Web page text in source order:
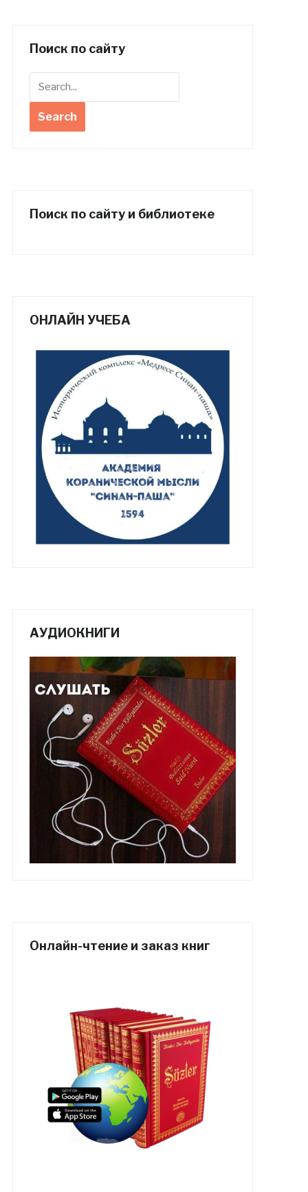
Поиск по сайту
Поиск по сайту и библиотеке
ОНЛАЙН УЧЕБА
АУДИОКНИГИ
Онлайн-чтение и заказ книг